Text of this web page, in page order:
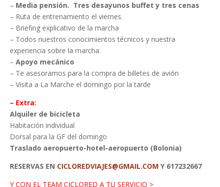
– Media pensión. Tres desayunos buffet y tres cenas
– Ruta de entrenamiento el viernes.
– Briefing explicativo de la marcha
– Todos nuestros conocimientos técnicos y nuestra
experiencia sobre la marcha.
– Apoyo mecánico
– Te asesoramos para la compra de billetes de avión
– Visita a La Marche el domingo por la tarde
– Extra:
Alquiler de bicicleta
Habitación individual
Dorsal para la GF del domingo
Traslado aeropuerto-hotel-aeropuerto (Bolonia)
RESERVAS EN CICLOREDVIAJES@GMAIL.COM Y 617232667
Y CON EL TEAM CICLORED A TU SERVICIO >